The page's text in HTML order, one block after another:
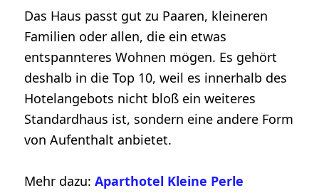
Das Haus passt gut zu Paaren, kleineren
Familien oder allen, die ein etwas
entspannteres Wohnen mögen. Es gehört
deshalb in die Top 10, weil es innerhalb des
Hotelangebots nicht bloß ein weiteres
Standardhaus ist, sondern eine andere Form
von Aufenthalt anbietet.
Mehr dazu:Aparthotel Kleine Perle